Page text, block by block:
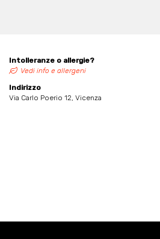
Intolleranze o allergie?
Vedi info e allergeni
Indirizzo
Via Carlo Poerio 12, Vicenza